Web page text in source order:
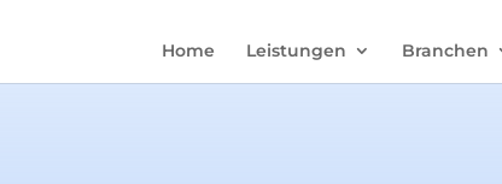
Home Leistungen Branchen